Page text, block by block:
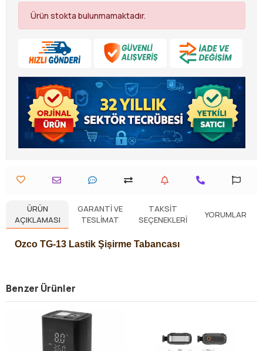
Ürün stokta bulunmamaktadır.
ÜRÜN
AÇIKLAMASI
GARANTI VE
TESLIMAT
TAKSIT
SEÇENEKLERI
YORUMLAR
Ozco TG-13 Lastik Şişirme Tabancası
Benzer Ürünler